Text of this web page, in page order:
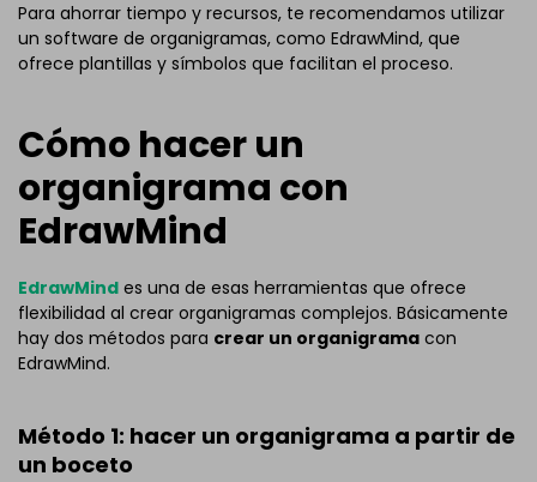
Para ahorrar tiempo y recursos, te recomendamos utilizar
un software de organigramas, como EdrawMind, que
ofrece plantillas y símbolos que facilitan el proceso.
Cómo hacer un
organigrama con
EdrawMind
EdrawMind es una de esas herramientas que ofrece
flexibilidad al crear organigramas complejos. Básicamente
hay dos métodos para crear un organigrama con
EdrawMind.
Método 1: hacer un organigrama a partir de
un boceto